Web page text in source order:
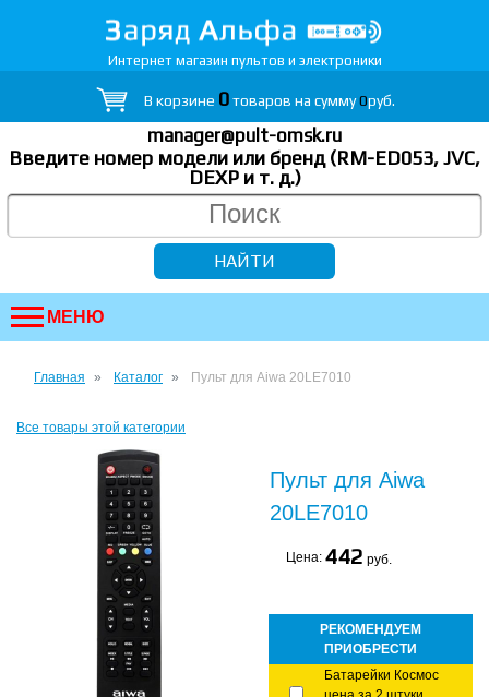
Интернет магазин пультов и электроники
В корзине 0товаров на сумму0руб.
manager@pult-omsk.ru
Введите номер модели или бренд (RM-ED053, JVC,
DEXP и т. д.)
МЕНЮ
Главная Каталог Пульт для Aiwa 20LE7010
Все товары этой категории
Пульт для Aiwa
20LE7010
Цена: 442 руб.
РЕКОМЕНДУЕМ
ПРИОБРЕСТИ
Батарейки Космос